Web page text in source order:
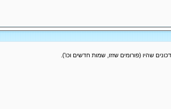
שהיו (פורומים שזזו, שמות חדשים וכו').